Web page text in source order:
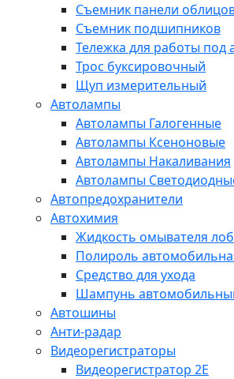
Съемник панели
Съемник подшипников
Тележка для работы под
Трос буксировочный
Щуп измерительный
Автолампы
Автолампы Галогенные
Автолампы Ксеноновые
Автолампы Накаливания
Автолампы
Автопредохранители
Автохимия
Жидкость омывателя
Полироль
Средство для ухода
Шампунь
Автошины
Анти-радар
Видеорегистраторы
Видеорегистратор 2E